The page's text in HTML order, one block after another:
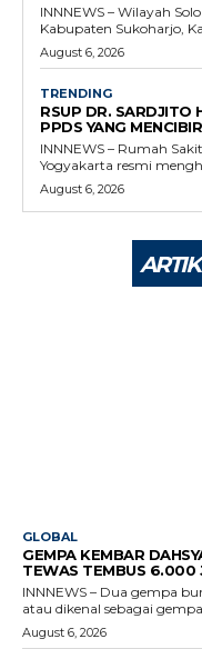
INNNEWS – Wilayah
Kabupaten Sukoharjo,
August 6, 2026
TRENDING
RSUP DR. SARDJITO
PPDS YANG
INNNEWS – Rumah
Yogyakarta resmi
August 6, 2026
GLOBAL
GEMPA KEMBAR
TEWAS TEMBUS 6.000
INNNEWS – Dua gempa
atau dikenal sebagai
August 6, 2026